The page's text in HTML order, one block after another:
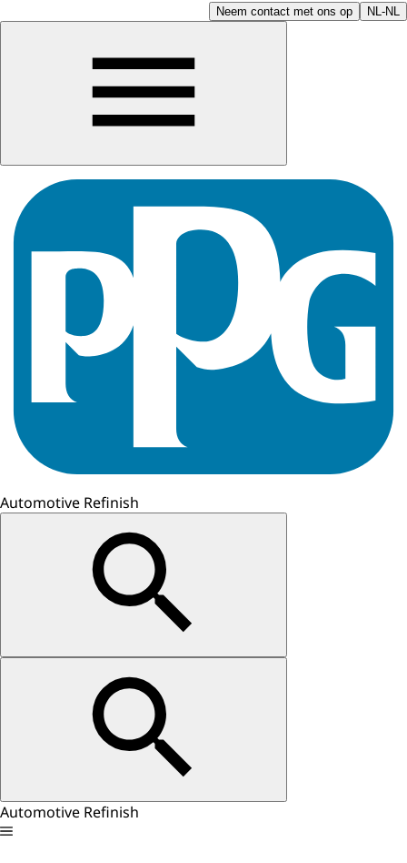
Neem contact met ons op NL-NL
Automotive Refinish
Automotive Refinish